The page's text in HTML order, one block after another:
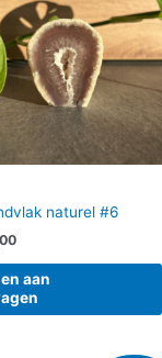
naturel #6
aan